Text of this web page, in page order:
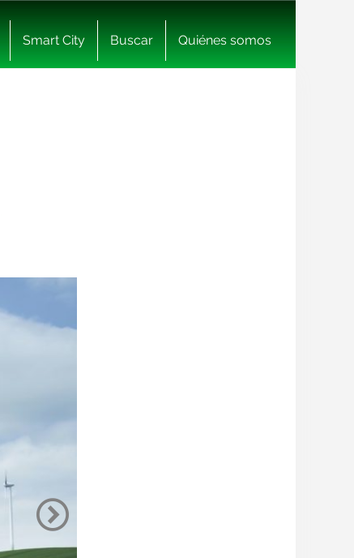
Smart City Buscar Quiénes somos